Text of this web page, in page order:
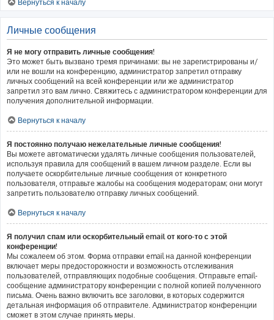
Вернуться к началу
Личные сообщения
Я не могу отправить личные сообщения!
Это может быть вызвано тремя причинами: вы не зарегистрированы и/
или не вошли на конференцию, администратор запретил отправку
личных сообщений на всей конференции или же администратор
запретил это вам лично. Свяжитесь с администратором конференции для
получения дополнительной информации.
Вернуться к началу
Я постоянно получаю нежелательные личные сообщения!
Вы можете автоматически удалять личные сообщения пользователей,
используя правила для сообщений в вашем личном разделе. Если вы
получаете оскорбительные личные сообщения от конкретного
пользователя, отправьте жалобы на сообщения модераторам; они могут
запретить пользователю отправку личных сообщений.
Вернуться к началу
Я получил спам или оскорбительный email от кого-то с этой
конференции!
Мы сожалеем об этом. Форма отправки email на данной конференции
включает меры предосторожности и возможность отслеживания
пользователей, отправляющих подобные сообщения. Отправьте email-
сообщение администратору конференции с полной копией полученного
письма. Очень важно включить все заголовки, в которых содержится
детальная информация об отправителе. Администратор конференции
сможет в этом случае принять меры.